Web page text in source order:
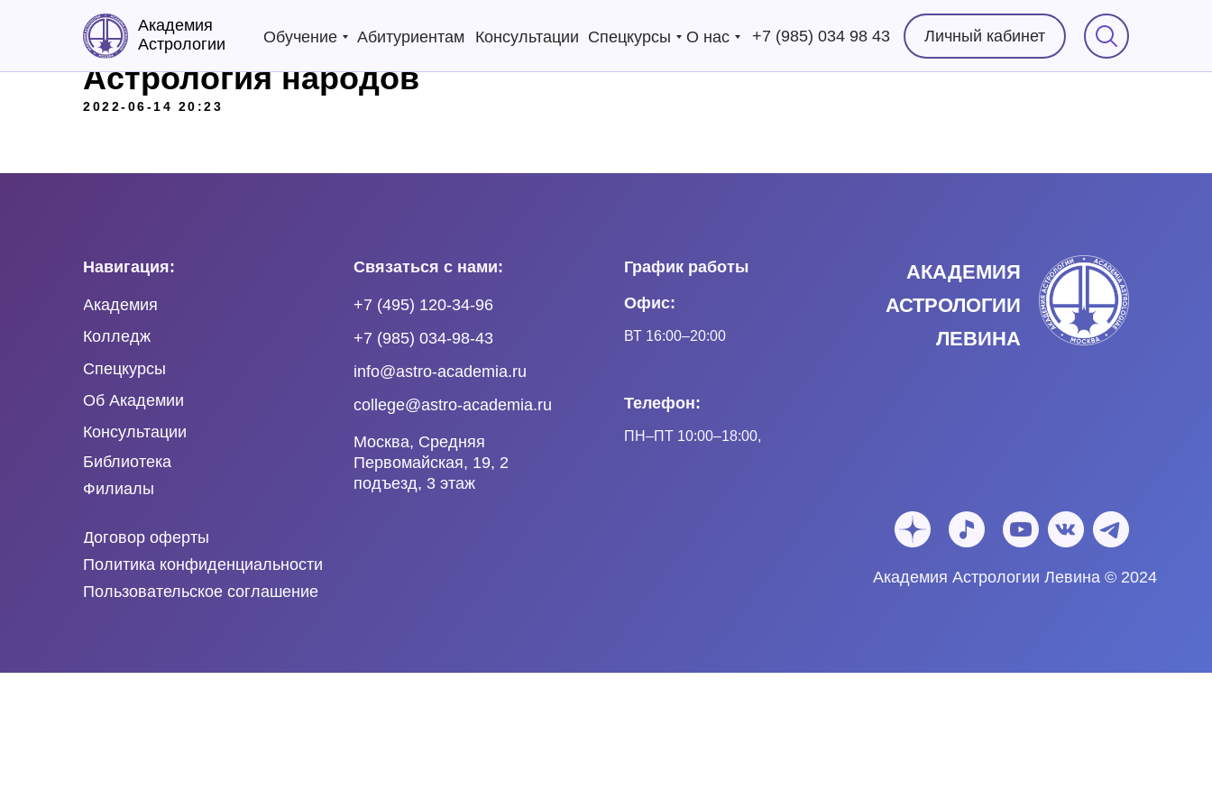
Обучение Спецкурсы О нас +7 (985) 034 98 43 Личный кабинет
Академия
Астрологии
Консультации
Абитуриентам
Астрология народов
2022-06-14 20:23
Навигация:
Академия
Колледж
Спецкурсы
Об Академии
Консультации
Библиотека
Пользовательское соглашение
Договор оферты
Политика конфиденциальности
Связаться с нами:
+7 (495) 120-34-96
+7 (985) 034-98-43
info@astro-academia.ru
Москва, Средняя
Первомайская, 19, 2
подъезд, 3 этаж
college@astro-academia.ru
АКАДЕМИЯ
АСТРОЛОГИИ
ЛЕВИНА
Академия Астрологии Левина © 2024
График работы
Офис:
Телефон:
ВТ 16:00–20:00
ПН–ПТ 10:00–18:00,
Филиалы